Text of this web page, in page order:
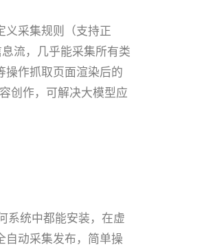
义采集规则（支持正
流，几乎能采集所有类
操作抓取页面渲染后的
创作，可解决大模型应
系统中都能安装，在虚
自动采集发布，简单操